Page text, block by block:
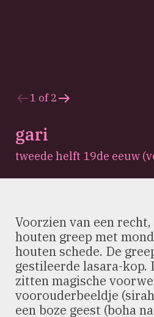
gari
tweede helft 19de eeuw
Previous
1 of 2 Next
Voorzien van een
houten greep met
houten schede. De
gestileerde lasara-kop.
zitten magische
voorouderbeeldje
een boze geest (boha